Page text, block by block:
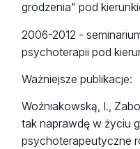
grodzenia" pod
2006-2012 -
psychoterapii pod
Ważniejsze publikacje:
Woźniakowską, I.,
tak naprawdę w życiu
psychoterapeutyczne